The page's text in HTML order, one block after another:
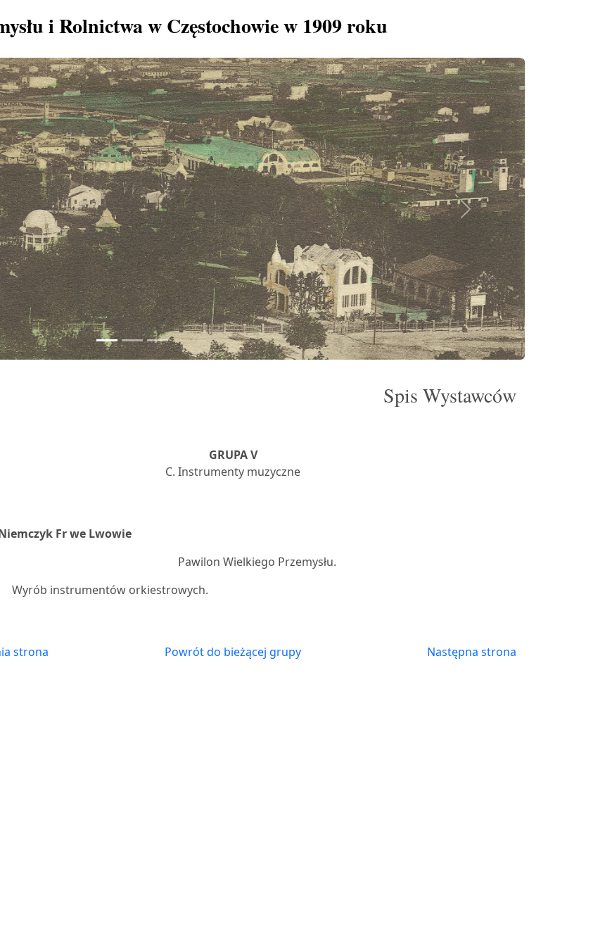
i Rolnictwa w Częstochowie w 1909 roku
Next
Spis Wystawców
GRUPA V
C. Instrumenty muzyczne
Fr we Lwowie
Pawilon Wielkiego Przemysłu.
Wyrób instrumentów orkiestrowych.
strona Powrót do bieżącej grupy Następna strona